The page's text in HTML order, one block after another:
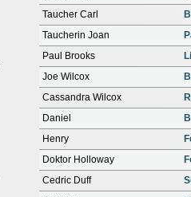
Taucher Carl
Taucherin Joan
Paul Brooks
Joe Wilcox
Cassandra Wilcox
Daniel
Henry
Doktor Holloway
Cedric Duff